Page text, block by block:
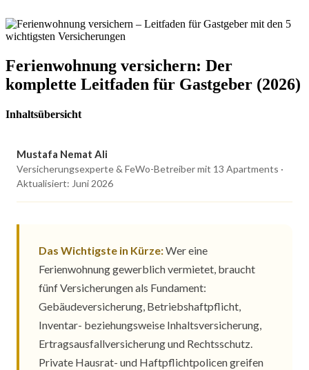
Inhalt
wechseln
Ferienwohnung versichern: Der
komplette Leitfaden für Gastgeber (2026)
Inhaltsübersicht
Mustafa Nemat Ali
Versicherungsexperte & FeWo-Betreiber mit 13 Apartments ·
Aktualisiert: Juni 2026
Das Wichtigste in Kürze:Wer eine
Ferienwohnung gewerblich vermietet, braucht
fünf Versicherungen als Fundament:
Gebäudeversicherung, Betriebshaftpflicht,
Inventar- beziehungsweise Inhaltsversicherung,
Ertragsausfallversicherung und Rechtsschutz.
Private Hausrat- und Haftpflichtpolicen greifen